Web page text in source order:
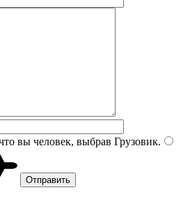
вы человек, выбрав Грузовик.